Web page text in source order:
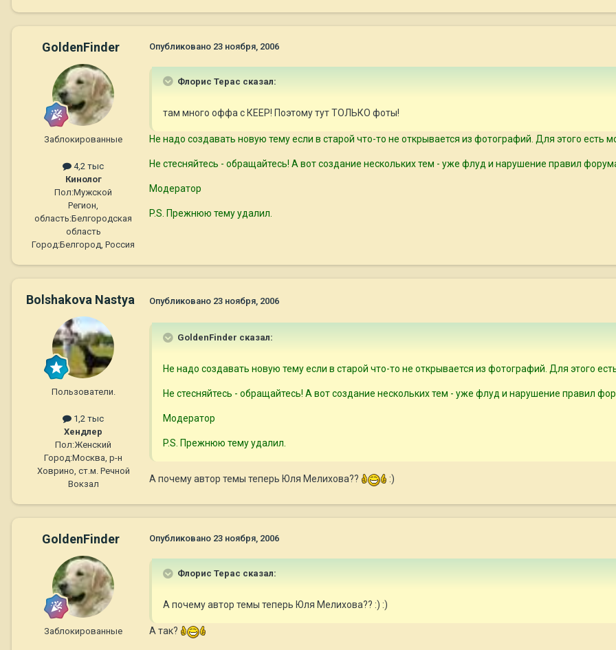
GoldenFinder
Заблокированные
4,2 тыс
Кинолог
Пол:Мужской
Регион,
область:Белгородская
область
Город:Белгород, Россия
Опубликовано 23 ноября, 2006
Флорис Терас сказал:
там много оффа с КЕЕР! Поэтому тут ТОЛЬКО фоты!
Не надо создавать новую тему если в старой что-то не открывается из фотографий. Для этого есть
Не стесняйтесь - обращайтесь! А вот создание нескольких тем - уже флуд и нарушение правил
Модератор
P.S. Прежнюю тему удалил.
Bolshakova Nastya
Пользователи.
1,2 тыс
Хендлер
Пол:Женский
Город:Москва, р-н
Ховрино, ст.м. Речной
Вокзал
Опубликовано 23 ноября, 2006
GoldenFinder сказал:
Не надо создавать новую тему если в старой что-то не открывается из фотографий. Для этого
Не стесняйтесь - обращайтесь! А вот создание нескольких тем - уже флуд и нарушение правил
Модератор
P.S. Прежнюю тему удалил.
А почему автор темы теперь Юля Мелихова?? :)
GoldenFinder
Заблокированные
Опубликовано 23 ноября, 2006
Флорис Терас сказал:
А почему автор темы теперь Юля Мелихова?? :) :)
А так?